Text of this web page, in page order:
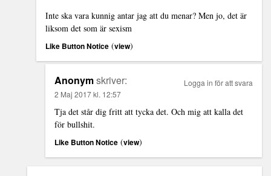
Inte ska vara kunnig antar jag att du menar? Men jo, det är
liksom det som är sexism
Like Button Notice (view)
Anonymskriver:
2 Maj 2017 kl. 12:57
Tja det står dig fritt att tycka det. Och mig att kalla det
för bullshit.
Like Button Notice (view)
Logga in för att svara